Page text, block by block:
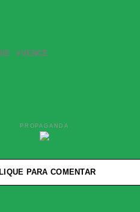
VENCE
PROPAGANDA
PARA COMENTAR